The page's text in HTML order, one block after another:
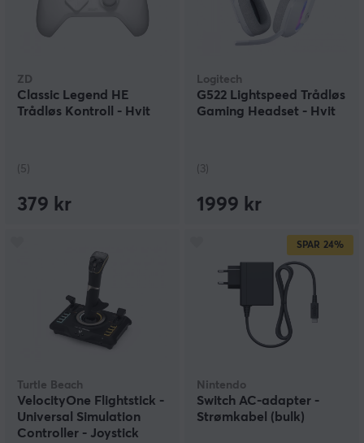
ZD
Classic Legend HE
Trådløs Kontroll - Hvit
(5)
379 kr
Logitech
G522 Lightspeed Trådløs
Gaming Headset - Hvit
(3)
1999 kr
Turtle Beach
VelocityOne Flightstick -
Universal Simulation
Controller - Joystick
SPAR 24%
Nintendo
Switch AC-adapter -
Strømkabel (bulk)